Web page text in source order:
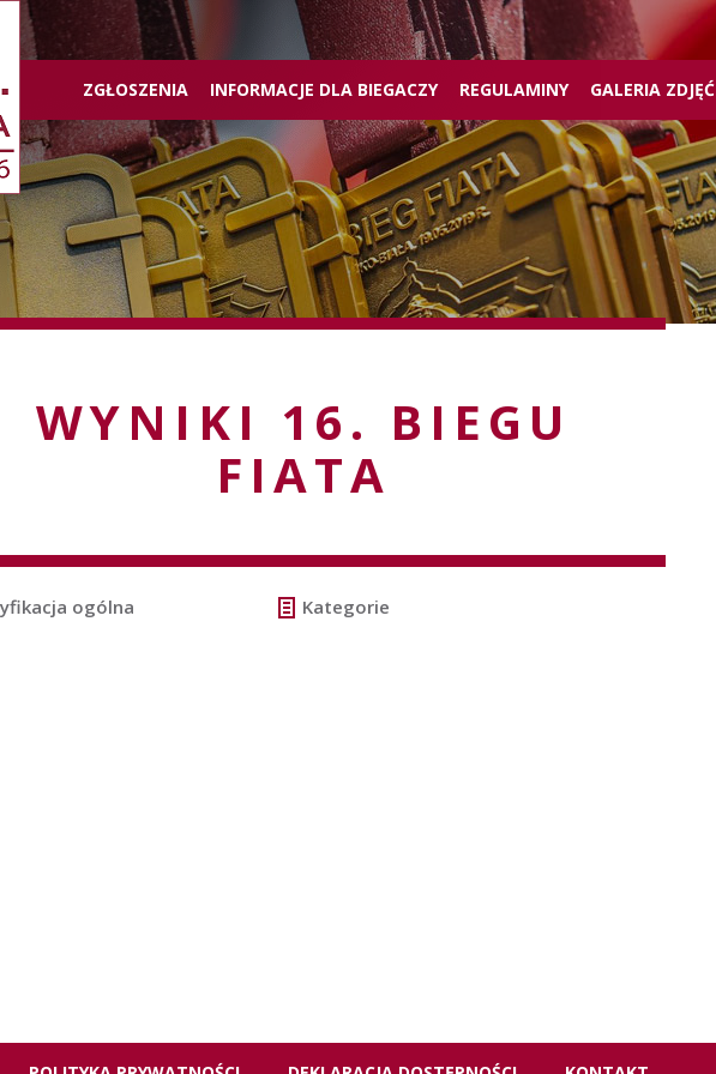
ZGŁOSZENIA INFORMACJE DLA BIEGACZY REGULAMINY GALERIA ZDJĘĆ
WYNIKI 16. BIEGU
FIATA
ogólna Kategorie